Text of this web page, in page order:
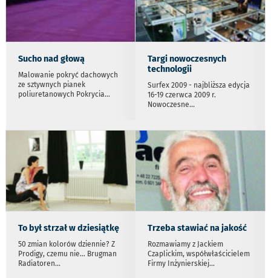
Sucho nad głową
Malowanie pokryć dachowych
ze sztywnych pianek
poliuretanowych Pokrycia...
Targi nowoczesnych
technologii
Surfex 2009 - najbliższa edycja
16-19 czerwca 2009 r.
Nowoczesne...
To był strzał w dziesiątkę
50 zmian kolorów dziennie? Z
Prodigy, czemu nie... Brugman
Radiatoren...
Trzeba stawiać na jakość
Rozmawiamy z Jackiem
Czaplickim, współwłaścicielem
Firmy Inżynierskiej...